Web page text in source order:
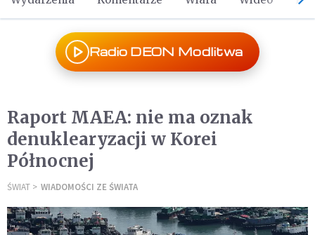
Radio DEON Modlitwa
Raport MAEA: nie ma oznak
denuklearyzacji w Korei
Północnej
ŚWIAT WIADOMOŚCI ZE ŚWIATA